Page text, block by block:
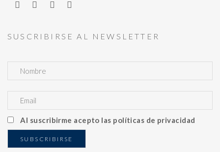
SUSCRIBIRSE AL NEWSLETTER
Al suscribirme acepto las políticas de privacidad